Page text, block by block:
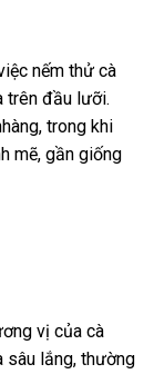
nếm thử cà
trên đầu lưỡi.
trong khi
mẽ, gần giống
vị của cà
sâu lắng, thường